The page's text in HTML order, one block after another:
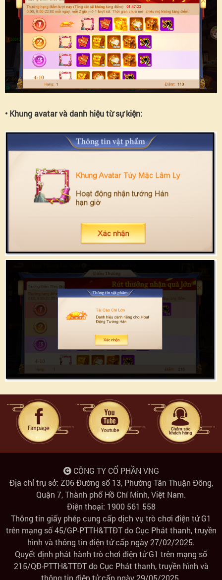
• Khung avatar và danh hiệu từ sự kiện:
CÔNG TY CỔ PHẦN VNG
Địa chỉ trụ sở: Z06 Đường số 13, Phường Tân Thuận Đông,
Quận 7, Thành phố Hồ Chí Minh, Việt Nam.
Điện thoại: 1900 561 558
Thông tin giấy phép cung cấp dịch vụ trò chơi điện tử G1
trên mạng số 45/GP-PTTH&TTĐT do Cục Phát thanh, truyền
hình và thông tin điện tử cấp ngày 27/02/2025.
Quyết định phát hành trò chơi điện tử G1 trên mạng số
215/QĐ-PTTH&TTĐT do Cục Phát thanh, truyền hình và
thông tin điện tử cấp ngày 29/05/2025.